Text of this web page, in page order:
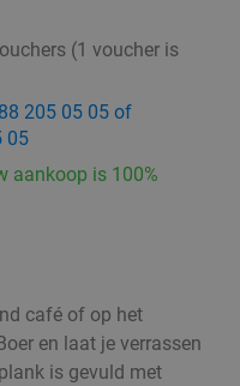
(1 voucher is
205 05 05 of
05
aankoop is 100%
café of op het
en laat je verrassen
is gevuld met